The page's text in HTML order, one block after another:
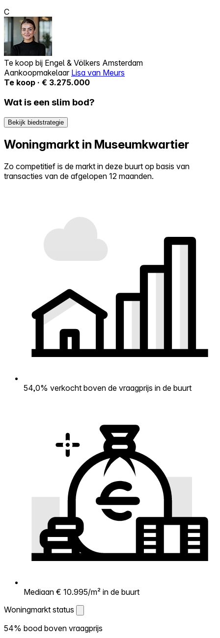
C
Te koop bij Engel & Völkers Amsterdam
Aankoopmakelaar Lisa van Meurs
Te koop · € 3.275.000
Wat is een slim bod?
Bekijk biedstrategie
Woningmarkt in Museumkwartier
Zo competitief is de markt in deze buurt op basis van
transacties van de afgelopen 12 maanden.
54,0% verkocht boven de vraagprijs in de buurt
Mediaan € 10.995/m² in de buurt
Woningmarkt status
Woningmarkt status
54% bood boven vraagprijs